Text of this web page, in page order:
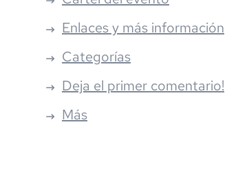
Enlaces y más información
Categorías
Deja el primer comentario!
Más